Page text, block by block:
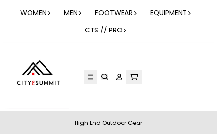
Hopp til innhold
WOMEN MEN FOOTWEAR
EQUIPMENT
CTS // PRO
High End Outdoor Gear